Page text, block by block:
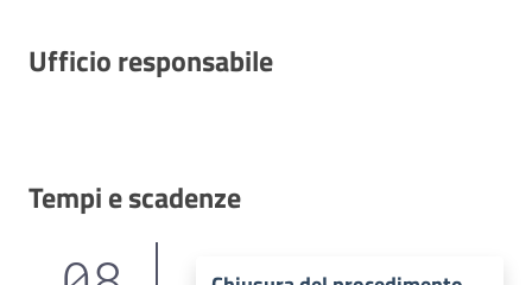
Ufficio responsabile
Tempi e scadenze